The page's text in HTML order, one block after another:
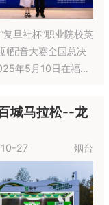
复旦社杯”职业院校英
配音大赛全国总决
年5月10日在福建
城马拉松--龙
27 烟台